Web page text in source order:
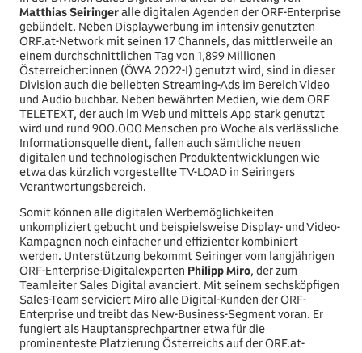
Matthias Seiringeralle digitalen Agenden der ORF-Enterprise
gebündelt. Neben Displaywerbung im intensiv genutzten
ORF.at-Network mit seinen 17 Channels, das mittlerweile an
einem durchschnittlichen Tag von 1,899 Millionen
Österreicher:innen (ÖWA 2022-I) genutzt wird, sind in dieser
Division auch die beliebten Streaming-Ads im Bereich Video
und Audio buchbar. Neben bewährten Medien, wie dem ORF
TELETEXT, der auch im Web und mittels App stark genutzt
wird und rund 900.000 Menschen pro Woche als verlässliche
Informationsquelle dient, fallen auch sämtliche neuen
digitalen und technologischen Produktentwicklungen wie
etwa das kürzlich vorgestellte TV-LOAD in Seiringers
Verantwortungsbereich.
Somit können alle digitalen Werbemöglichkeiten
unkompliziert gebucht und beispielsweise Display- und Video-
Kampagnen noch einfacher und effizienter kombiniert
werden. Unterstützung bekommt Seiringer vom langjährigen
ORF-Enterprise-Digitalexperten Philipp Miro, der zum
Teamleiter Sales Digital avanciert. Mit seinem sechsköpfigen
Sales-Team serviciert Miro alle Digital-Kunden der ORF-
Enterprise und treibt das New-Business-Segment voran. Er
fungiert als Hauptansprechpartner etwa für die
prominenteste Platzierung Österreichs auf der ORF.at-